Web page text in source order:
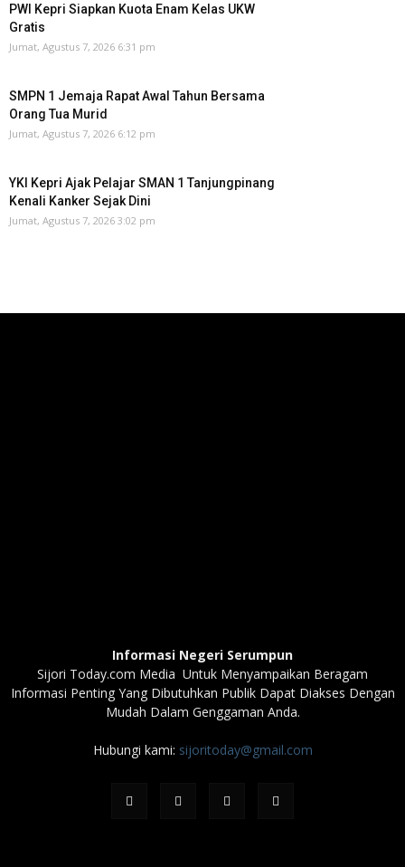
PWI Kepri Siapkan Kuota Enam Kelas UKW
Gratis
Jumat, Agustus 7, 2026 6:31 pm
SMPN 1 Jemaja Rapat Awal Tahun Bersama
Orang Tua Murid ‎
Jumat, Agustus 7, 2026 6:12 pm
YKI Kepri Ajak Pelajar SMAN 1 Tanjungpinang
Kenali Kanker Sejak Dini
Jumat, Agustus 7, 2026 3:02 pm
Informasi Negeri Serumpun
Sijori Today.com Media Untuk Menyampaikan Beragam
Informasi Penting Yang Dibutuhkan Publik Dapat Diakses Dengan
Mudah Dalam Genggaman Anda.
Hubungi kami: sijoritoday@gmail.com